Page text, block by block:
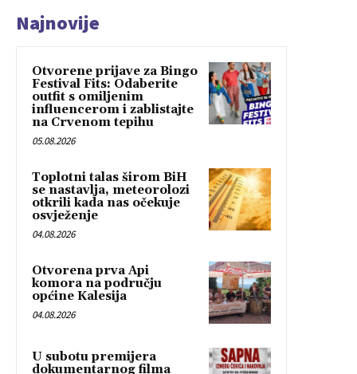
Najnovije
Otvorene prijave za Bingo
Festival Fits: Odaberite
outfit s omiljenim
influencerom i zablistajte
na Crvenom tepihu
05.08.2026
Toplotni talas širom BiH
se nastavlja, meteorolozi
otkrili kada nas očekuje
osvježenje
04.08.2026
Otvorena prva Api
komora na području
općine Kalesija
04.08.2026
U subotu premijera
dokumentarnog filma